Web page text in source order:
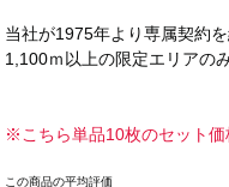
当社が1975年より専属契約
1,100ｍ以上の限定エリアの
※こちら単品10枚のセット価